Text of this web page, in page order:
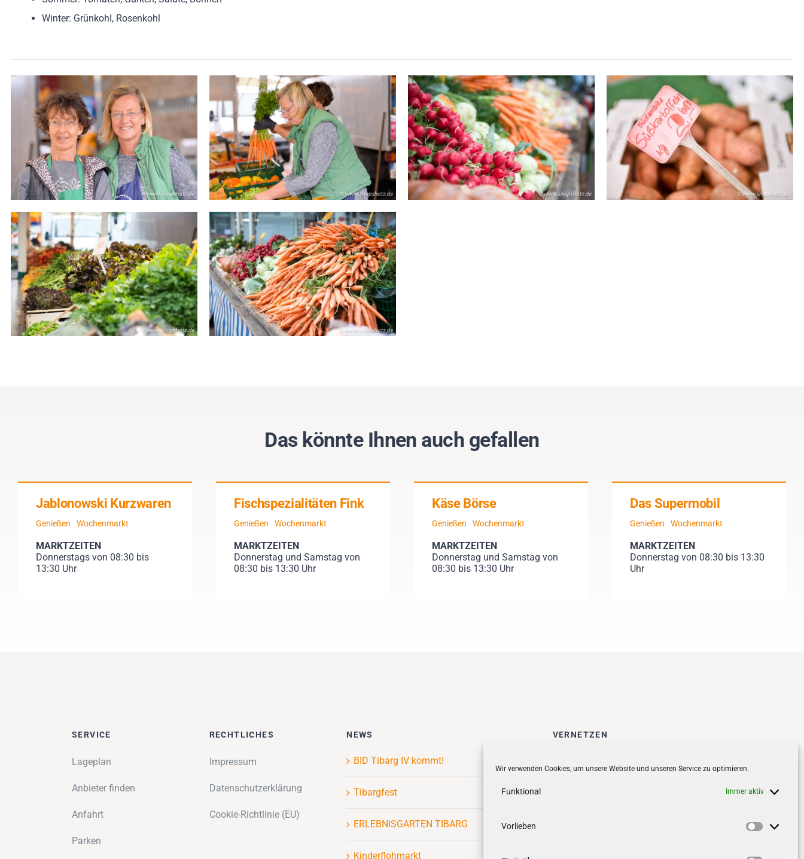
Wir verwenden Cookies, um unsere Website und unseren Service zu optimieren.
Funktional Immer aktiv
Vorlieben
Winter: Grünkohl, Rosenkohl
Das könnte Ihnen auch gefallen
Jablonowski Kurzwaren
Genießen Wochenmarkt
MARKTZEITEN
Donnerstags von 08:30 bis
13:30 Uhr
Fischspezialitäten Fink
Genießen Wochenmarkt
MARKTZEITEN
Donnerstag und Samstag von
08:30 bis 13:30 Uhr
Käse Börse
Genießen Wochenmarkt
MARKTZEITEN
Donnerstag und Samstag von
08:30 bis 13:30 Uhr
Das Supermobil
Genießen Wochenmarkt
MARKTZEITEN
Donnerstag von 08:30 bis 13:30
Uhr
SERVICE
Lageplan
Anbieter finden
Anfahrt
Parken
RECHTLICHES
Impressum
Datenschutzerklärung
Cookie-Richtlinie (EU)
NEWS
BID Tibarg IV kommt!
Tibargfest
ERLEBNISGARTEN TIBARG
Kinderflohmarkt
VERNETZEN
Follow us onfacebook